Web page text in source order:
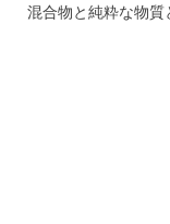
混合物と純粋な物質